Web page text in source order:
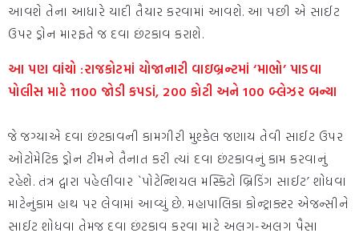
આવશે તેના આધારે યાદી તૈયાર કરવામાં આવશે. આ પછી એ સાઈટ
ઉપર ડ્રોન મારફતે જ દવા છંટકાવ કરાશે.
આ પણ વાંચો :રાજકોટમાં યોજાનારી વાઇબ્રન્ટમાં ‘માભો’ પાડવા
પોલીસ માટે 1100 જોડી કપડાં, 200 કોટી અને 100 બ્લેઝર બન્યા
જે જગ્યાએ દવા છંટકાવની કામગીરી મુશ્કેલ જણાય તેવી સાઈટ ઉપર
ઓટોમેટિક ડ્રોન ટીમને તૈનાત કરી ત્યાં દવા છંટકાવનું કામ કરવાનું
રહેશે. તંત્ર દ્વારા પહેલીવાર `પોટેન્શિયલ મસ્કિટો બ્રિડિંગ સાઈટ’ શોધવા
માટેનુંકામ હાથ પર લેવામાં આવ્યું છે. મહાપાલિકા કોન્ટ્રાક્ટર એજન્સીને
સાઈટ શોધવા તેમજ દવા છંટકાવ કરવા માટે અલગ-અલગ પૈસા